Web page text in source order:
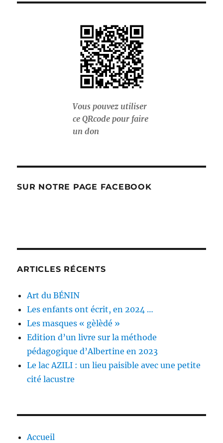
Vous pouvez utiliser
ce QRcode pour faire
un don
SUR NOTRE PAGE FACEBOOK
ARTICLES RÉCENTS
Art du BÉNIN
Les enfants ont écrit, en 2024 …
Les masques « gèlèdé »
Edition d’un livre sur la méthode
pédagogique d’Albertine en 2023
Le lac AZILI : un lieu paisible avec une petite
cité lacustre
Accueil